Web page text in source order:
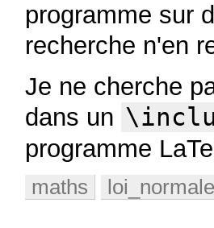
programme sur
recherche n'en
Je ne cherche
dans un
programme
maths loi_normale